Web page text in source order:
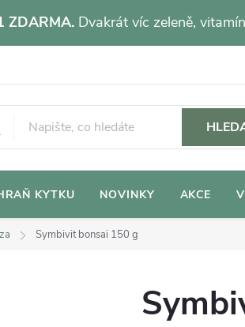
ZDARMA. Dvakrát víc zeleně,
KYTKU NOVINKY AKCE
Symbivit bonsai 150 g